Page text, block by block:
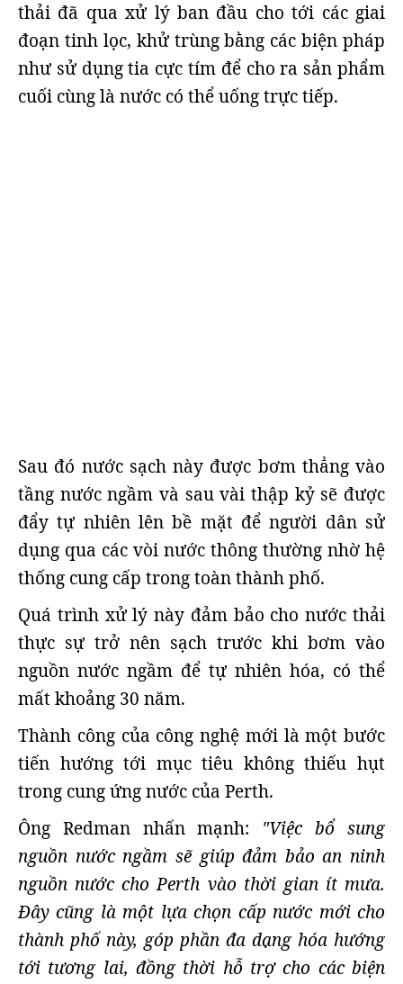
thải đã qua xử lý ban đầu cho tới các giai
đoạn tinh lọc, khử trùng bằng các biện pháp
như sử dụng tia cực tím để cho ra sản phẩm
cuối cùng là nước có thể uống trực tiếp.
Sau đó nước sạch này được bơm thẳng vào
tầng nước ngầm và sau vài thập kỷ sẽ được
đẩy tự nhiên lên bề mặt để người dân sử
dụng qua các vòi nước thông thường nhờ hệ
thống cung cấp trong toàn thành phố.
Quá trình xử lý này đảm bảo cho nước thải
thực sự trở nên sạch trước khi bơm vào
nguồn nước ngầm để tự nhiên hóa, có thể
mất khoảng 30 năm.
Thành công của công nghệ mới là một bước
tiến hướng tới mục tiêu không thiếu hụt
trong cung ứng nước của Perth.
Ông Redman nhấn mạnh: "Việc bổ sung
nguồn nước ngầm sẽ giúp đảm bảo an ninh
nguồn nước cho Perth vào thời gian ít mưa.
Đây cũng là một lựa chọn cấp nước mới cho
thành phố này, góp phần đa dạng hóa hướng
tới tương lai, đồng thời hỗ trợ cho các biện